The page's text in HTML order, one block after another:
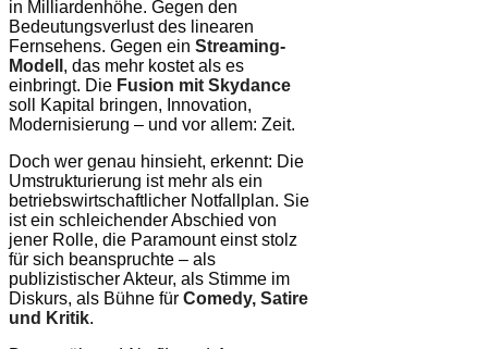
in Milliardenhöhe. Gegen den
Bedeutungsverlust des linearen
Fernsehens. Gegen ein Streaming-
Modell , das mehr kostet als es
einbringt. Die Fusion mit Skydance
soll Kapital bringen, Innovation,
Modernisierung – und vor allem: Zeit.
Doch wer genau hinsieht, erkennt: Die
Umstrukturierung ist mehr als ein
betriebswirtschaftlicher Notfallplan. Sie
ist ein schleichender Abschied von
jener Rolle, die Paramount einst stolz
für sich beanspruchte – als
publizistischer Akteur, als Stimme im
Diskurs, als Bühne für Comedy, Satire
und Kritik.